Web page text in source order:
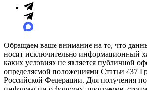
Обращаем ваше внимание на то, что
носит исключительно информационный
каких условиях не является публичной
определяемой положениями Статьи 437
Российской Федерации. Для получения